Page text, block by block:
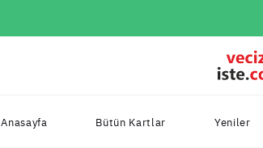
Anasayfa Bütün Kartlar Yeniler